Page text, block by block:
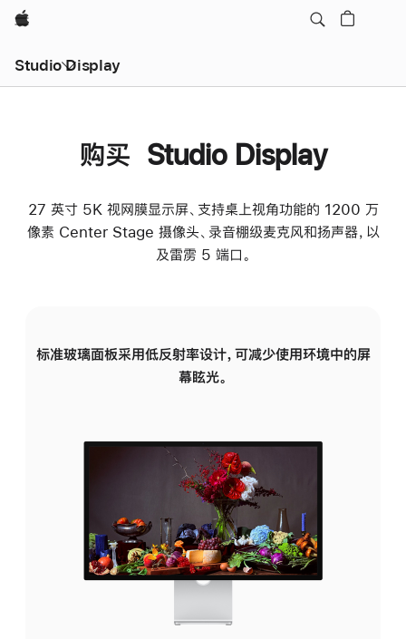
Apple
Studio Display
购买 Studio Display
27 英寸 5K 视网膜显示屏、支持桌上视角功能的 1200 万
像素 Center Stage 摄像头、录音棚级麦克风和扬声器，以
及雷雳 5 端口。
标准玻璃面板采用低反射率设计，可减少使用环境中的屏
幕眩光。